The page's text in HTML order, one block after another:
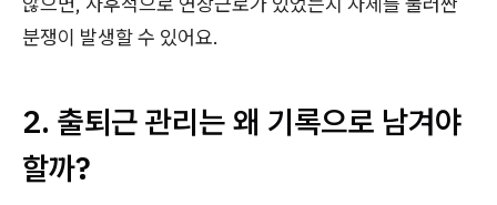
분쟁이 발생할 수 있어요.
2. 출퇴근 관리는 왜 기록으로 남겨야
할까?